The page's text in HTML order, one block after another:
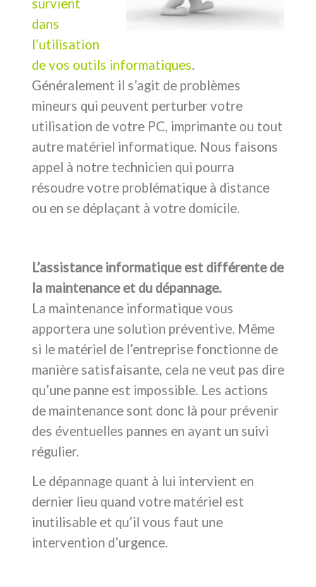
survient
dans
l’utilisation
de vos outils informatiques.
Généralement il s’agit de problèmes
mineurs qui peuvent perturber votre
utilisation de votre PC, imprimante ou tout
autre matériel informatique. Nous faisons
appel à notre technicien qui pourra
résoudre votre problématique à distance
ou en se déplaçant à votre domicile.
L’assistance informatique est différente de
la maintenance et du dépannage.
La maintenance informatique vous
apportera une solution préventive. Même
si le matériel de l’entreprise fonctionne de
manière satisfaisante, cela ne veut pas dire
qu’une panne est impossible. Les actions
de maintenance sont donc là pour prévenir
des éventuelles pannes en ayant un suivi
régulier.
Le dépannage quant à lui intervient en
dernier lieu quand votre matériel est
inutilisable et qu’il vous faut une
intervention d’urgence.